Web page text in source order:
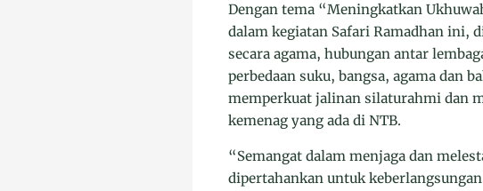
Dengan tema “Meningkatkan
dalam kegiatan Safari Ramadhan ini,
secara agama, hubungan antar
perbedaan suku, bangsa, agama dan
memperkuat jalinan silaturahmi dan
kemenag yang ada di NTB.
“Semangat dalam menjaga dan
dipertahankan untuk